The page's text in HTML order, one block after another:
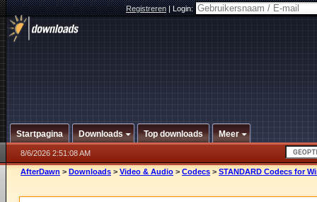
Registreren|Login:
Startpagina Downloads Top downloads Meer
8/6/2026 2:51:08 AM
AfterDawn > Downloads > Video & Audio > Codecs > STANDARD Codecs for